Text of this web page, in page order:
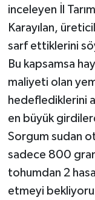
inceleyen İl
Karayılan,
sarf ettiklerini
Bu kapsamsa
maliyeti olan
hedeflediklerini
en büyük
Sorgum sudan
sadece 800
tohumdan 2
etmeyi